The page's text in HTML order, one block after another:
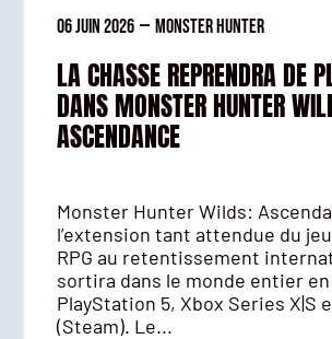
06 juin 2026 — Monster Hunter
LA CHASSE REPRENDRA DE
DANS MONSTER HUNTER
ASCENDANCE
Monster Hunter Wilds:
l’extension tant attendue du
RPG au retentissement
sortira dans le monde entier
PlayStation 5, Xbox Series X|S
(Steam). Le...